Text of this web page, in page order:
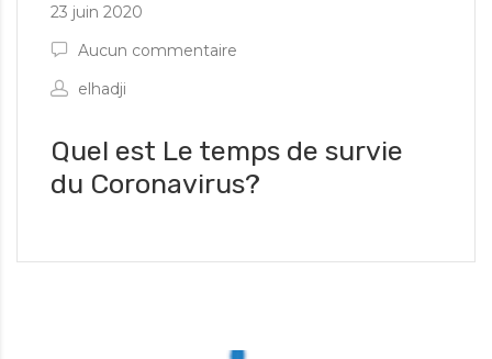
informations d'urgence
23 juin 2020
Aucun commentaire
elhadji
Quel est Le temps de survie
du Coronavirus?